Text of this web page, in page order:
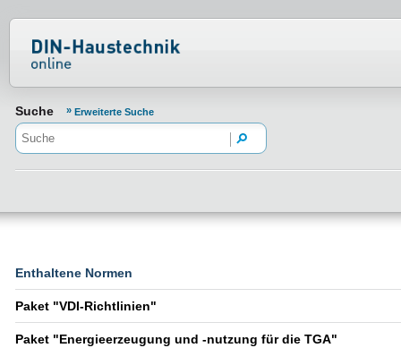
Suche Erweiterte Suche
Enthaltene Normen
Paket "VDI-Richtlinien"
Paket "Energieerzeugung und -nutzung für die TGA"